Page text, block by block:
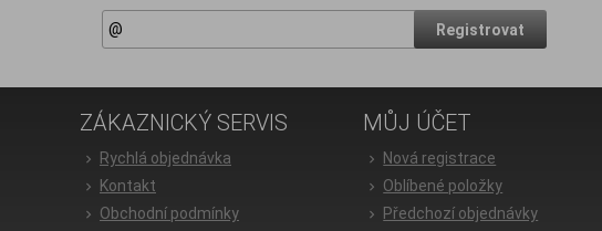
Registrovat
ZÁKAZNICKÝ SERVIS
Rychlá objednávka
Kontakt
Obchodní podmínky
MŮJ ÚČET
Nová registrace
Oblíbené položky
Předchozí objednávky